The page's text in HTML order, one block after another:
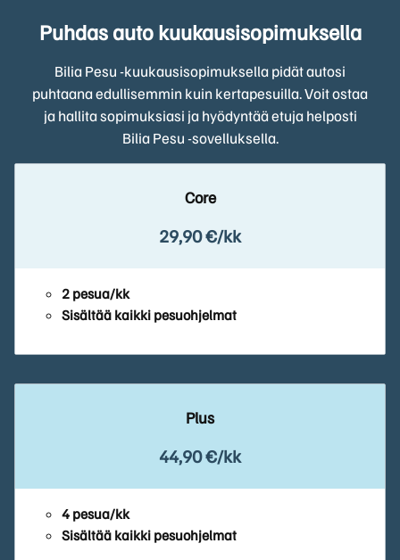
Puhdas auto kuukausisopimuksella
Bilia Pesu -kuukausisopimuksella pidät autosi
puhtaana edullisemmin kuin kertapesuilla. Voit ostaa
ja hallita sopimuksiasi ja hyödyntää etuja helposti
Bilia Pesu -sovelluksella.
Core
29,90 €/kk
2 pesua/kk
Sisältää kaikki pesuohjelmat
Plus
44,90 €/kk
4 pesua/kk
Sisältää kaikki pesuohjelmat